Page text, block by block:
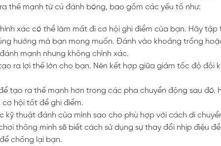
thế mạnh từ cú đánh bóng, bao gồm các yếu tố như:
xác có thể làm mất đi cơ hội ghi điểm của bạn. Hãy tập
hướng mà bạn mong muốn. Đánh vào khoảng trống
mạnh nhưng không chính xác.
ra lợi thế lớn cho bạn. Nên kết hợp giữa giảm tốc độ đôi
tạo ra thế mạnh hơn trong các pha chuyển động sau đó.
cơ hội tốt để ghi điểm.
kỹ thuật đánh của mình sao cho phù hợp với cách di
thông minh sẽ biết cách sử dụng sự thay đổi nhịp điệu
chống lại bạn.